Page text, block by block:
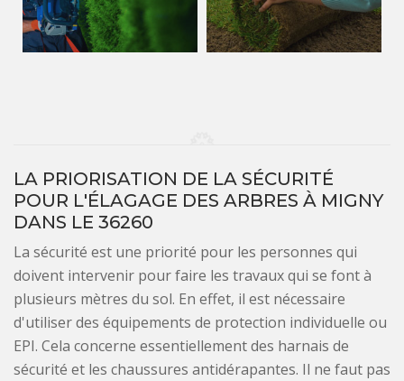
LA PRIORISATION DE LA SÉCURITÉ
POUR L'ÉLAGAGE DES ARBRES À MIGNY
DANS LE 36260
La sécurité est une priorité pour les personnes qui
doivent intervenir pour faire les travaux qui se font à
plusieurs mètres du sol. En effet, il est nécessaire
d'utiliser des équipements de protection individuelle ou
EPI. Cela concerne essentiellement des harnais de
sécurité et les chaussures antidérapantes. Il ne faut pas